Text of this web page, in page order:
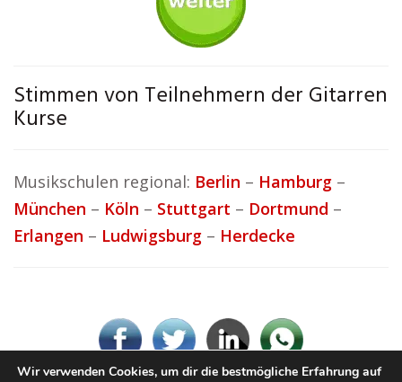
Stimmen von Teilnehmern der Gitarren
Kurse
Musikschulen regional: Berlin – Hamburg –
München – Köln – Stuttgart – Dortmund –
Erlangen – Ludwigsburg – Herdecke
Wir verwenden Cookies, um dir die bestmögliche Erfahrung auf